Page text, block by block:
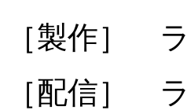
［製作］
［配信］